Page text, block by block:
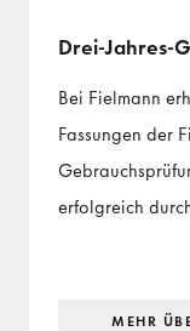
Drei-Jahres-
Bei Fielmann
Fassungen der
erfolgreich
MEHR